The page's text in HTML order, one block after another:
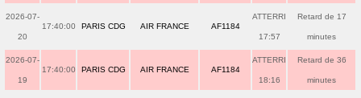
2026-07-
20
17:40:00 PARIS CDG AIR FRANCE AF1184
ATTERRI
17:57
Retard de 17
minutes
2026-07-
19
17:40:00 PARIS CDG AIR FRANCE AF1184
ATTERRI
18:16
Retard de 36
minutes